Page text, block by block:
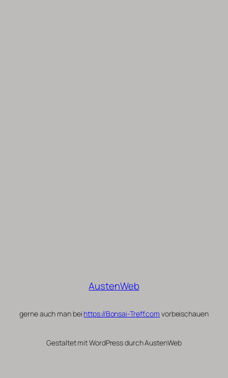
AustenWeb
gerne auch man bei https://Bonsai-Treff.com vorbeischauen
Gestaltet mit WordPress durch AustenWeb